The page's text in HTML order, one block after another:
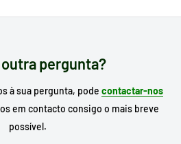
do nosso site omodelo do seu
pergunta?
à sua pergunta, pode contactar-nos
em contacto consigo o mais breve
possível.